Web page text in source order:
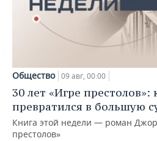
Общество 09 авг, 00:00
30 лет «Игре
превратился в большую
Книга этой недели — роман
престолов»